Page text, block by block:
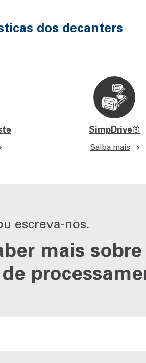
dos decanters
SimpDrive®
Saiba mais
escreva-nos.
mais